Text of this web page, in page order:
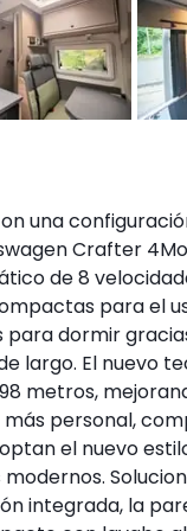
una
Crafter
de 8
para el
para dormir
largo. El nuevo
metros,
personal,
el nuevo
integrada, la